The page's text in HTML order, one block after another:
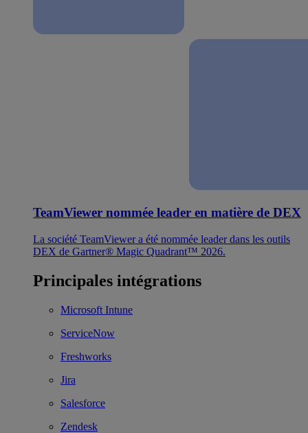
TeamViewer nommée leader en matière de DEX
La société TeamViewer a été nommée leader dans les outils
DEX de Gartner® Magic Quadrant™ 2026.
Principales intégrations
Microsoft Intune
ServiceNow
Freshworks
Jira
Salesforce
Zendesk